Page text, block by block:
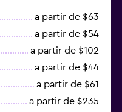
a partir de $63
a partir de $54
a partir de $102
a partir de $44
a partir de $61
a partir de $235